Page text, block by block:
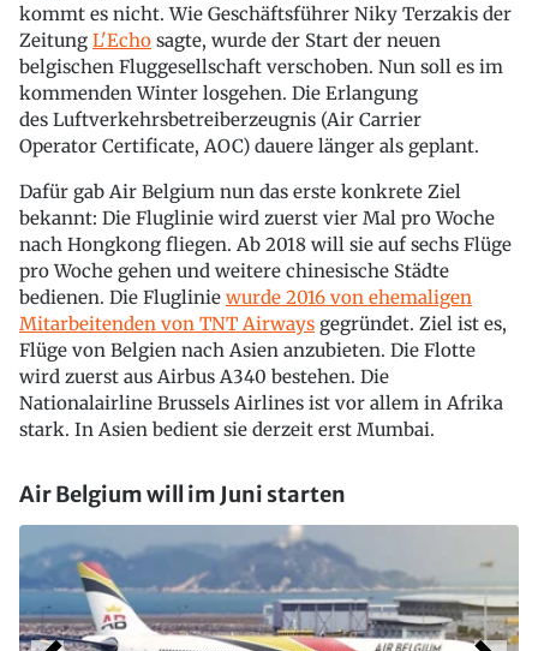
kommt es nicht. Wie Geschäftsführer Niky Terzakis der
Zeitung L'Echo sagte, wurde der Start der neuen
belgischen Fluggesellschaft verschoben. Nun soll es im
kommenden Winter losgehen. Die Erlangung
des Luftverkehrsbetreiberzeugnis (Air Carrier
Operator Certificate, AOC) dauere länger als geplant.
Dafür gab Air Belgium nun das erste konkrete Ziel
bekannt: Die Fluglinie wird zuerst vier Mal pro Woche
nach Hongkong fliegen. Ab 2018 will sie auf sechs Flüge
pro Woche gehen und weitere chinesische Städte
bedienen. Die Fluglinie wurde 2016 von ehemaligen
Mitarbeitenden von TNT Airways gegründet. Ziel ist es,
Flüge von Belgien nach Asien anzubieten. Die Flotte
wird zuerst aus Airbus A340 bestehen. Die
Nationalairline Brussels Airlines ist vor allem in Afrika
stark. In Asien bedient sie derzeit erst Mumbai.
Air Belgium will im Juni starten